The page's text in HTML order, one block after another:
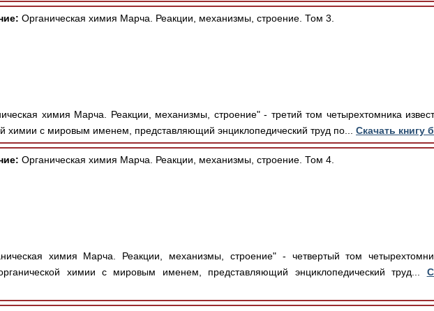
Органическая химия Марча. Реакции, механизмы, строение. Том 3.
химия Марча. Реакции, механизмы, строение" - третий том четырехтомника
химии с мировым именем, представляющий энциклопедический труд по... Скачать книгу
Органическая химия Марча. Реакции, механизмы, строение. Том 4.
химия Марча. Реакции, механизмы, строение" - четвертый том
химии с мировым именем, представляющий энциклопедический труд...